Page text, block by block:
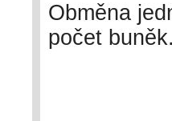
Obměna
počet